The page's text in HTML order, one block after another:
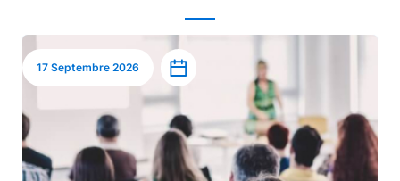
Image
17 Septembre 2026 Ajouter à l’agenda